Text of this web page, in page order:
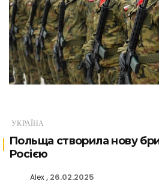
УКРАЇНА
Польща створила нову
Росією
Alex 26.02.2025